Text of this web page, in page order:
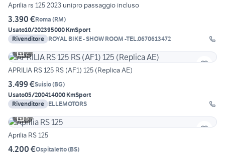
Aprilia rs 125 2023 unipro passaggio incluso
3.390 €Roma (RM)
Usato10/202395000 KmSport
Rivenditore ROYAL BIKE - SHOW ROOM -TEL.0670613472
2
APRILIA RS 125 RS (AF1) 125 (Replica AE)
3.499 €Suisio(BG)
Usato05/200414000 KmSport
Rivenditore ELLEMOTORS
5
Aprilia RS 125
4.200 €Ospitaletto(BS)